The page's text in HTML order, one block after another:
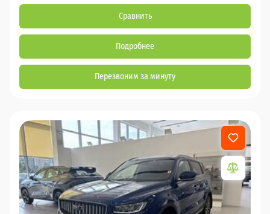
Сравнить
Подробнее
Перезвоним за минуту